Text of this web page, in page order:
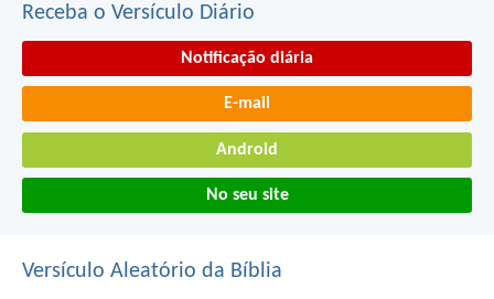
Receba o Versículo Diário
Notificação diária
E-mail
Android
No seu site
Versículo Aleatório da Bíblia